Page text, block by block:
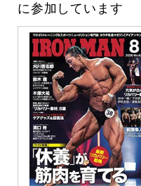
に参加しています